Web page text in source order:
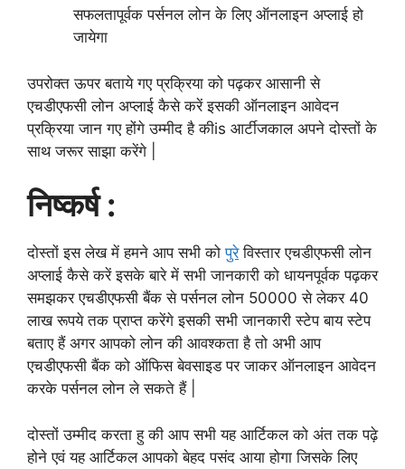
सफलतापूर्वक पर्सनल लोन के लिए ऑनलाइन अप्लाई हो
जायेगा
उपरोक्त ऊपर बताये गए प्रक्रिया को पढ़कर आसानी से
एचडीएफसी लोन अप्लाई कैसे करें इसकी ऑनलाइन आवेदन
प्रक्रिया जान गए होंगे उम्मीद है कीis आर्टीजकाल अपने दोस्तों के
साथ जरूर साझा करेंगे |
निष्कर्ष :
दोस्तों इस लेख में हमने आप सभी कोपुरेविस्तार एचडीएफसी लोन
अप्लाई कैसे करें इसके बारे में सभी जानकारी को धायनपूर्वक पढ़कर
समझकर एचडीएफसी बैंक से पर्सनल लोन 50000 से लेकर 40
लाख रूपये तक प्राप्त करेंगे इसकी सभी जानकारी स्टेपबाय स्टेप
बताए हैं अगर आपको लोन की आवश्कता है तो अभी आप
एचडीएफसी बैंक को ऑफिस बेवसाइड पर जाकर ऑनलाइन आवेदन
करके पर्सनल लोन ले सकते हैं |
दोस्तों उम्मीद करता हु की आप सभी यह आर्टिकल को अंत तक पढ़े
होने एवं यह आर्टिकल आपको बेहद पसंद आया होगा जिसके लिए